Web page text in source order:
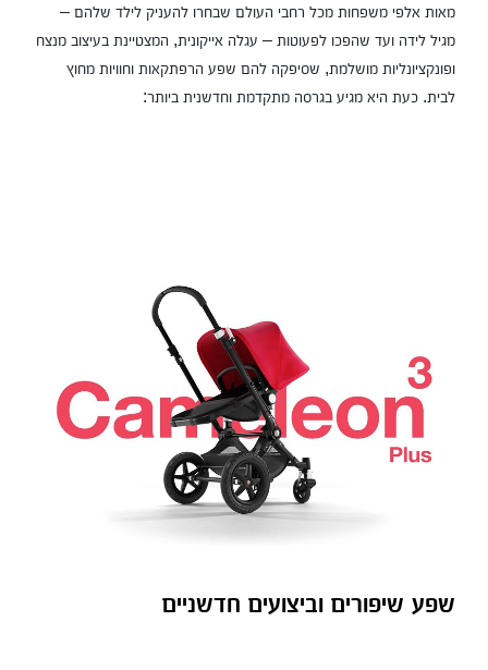
מאות אלפי משפחות מכל רחבי העולם שבחרו להעניק לילד שלהם –
מגיל לידה ועד שהפכו לפעוטות – עגלה אייקונית, המצטיינת בעיצוב מנצח
ופונקציונליות מושלמת, שסיפקה להם שפע הרפתקאות וחוויות מחוץ
לבית. כעת היא מגיע בגרסה מתקדמת וחדשנית ביותר:
שפע שיפורים וביצועים חדשניים